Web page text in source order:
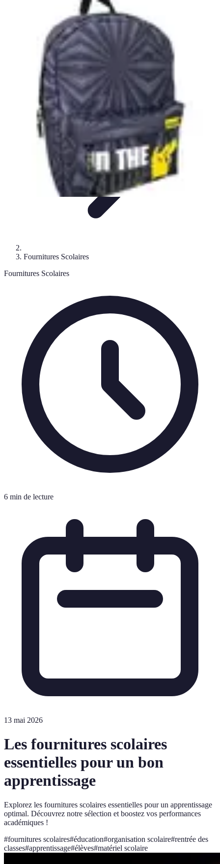
Fournitures ScolairesOrganisationFournitures
Éducation Bureau
Top Fournitures
Fournitures Scolaires
Fournitures Scolaires
6 min de lecture
13 mai 2026
Les fournitures scolaires
essentielles pour un bon
apprentissage
Explorez les fournitures scolaires essentielles pour un apprentissage
optimal. Découvrez notre sélection et boostez vos performances
académiques !
#fournitures scolaires#éducation#organisation scolaire#rentrée des
classes#apprentissage#élèves#matériel scolaire